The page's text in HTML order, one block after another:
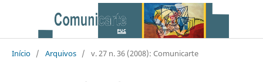
Início / Arquivos / v. 27 n. 36 (2008): Comunicarte